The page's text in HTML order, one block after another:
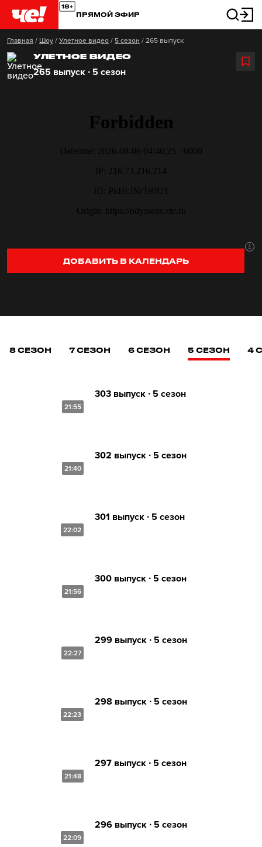
ПРЯМОЙ ЭФИР
Главная / Шоу / Улетное видео / 5 сезон / 265 выпуск
УЛЕТНОЕ ВИДЕО
265 выпуск ∙ 5 сезон
ДОБАВИТЬ В КАЛЕНДАРЬ
8 СЕЗОН 7 СЕЗОН 6 СЕЗОН 5 СЕЗОН 4
21:55
303 выпуск ∙ 5 сезон
21:40
302 выпуск ∙ 5 сезон
22:02
301 выпуск ∙ 5 сезон
21:56
300 выпуск ∙ 5 сезон
22:27
299 выпуск ∙ 5 сезон
22:23
298 выпуск ∙ 5 сезон
21:48
297 выпуск ∙ 5 сезон
22:09
296 выпуск ∙ 5 сезон